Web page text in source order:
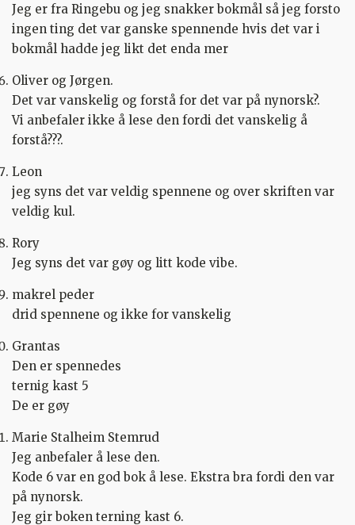
Jeg er fra Ringebu og jeg snakker bokmål så jeg forsto
ingen ting det var ganske spennende hvis det var i
bokmål hadde jeg likt det enda mer
Oliver og Jørgen.
Det var vanskelig og forstå for det var på nynorsk?.
Vi anbefaler ikke å lese den fordi det vanskelig å
forstå??‍?.
Leon
jeg syns det var veldig spennene og over skriften var
veldig kul.
Rory
Jeg syns det var gøy og litt kode vibe.
makrel peder
drid spennene og ikke for vanskelig
Grantas
Den er spennedes
ternig kast 5
De er gøy
Marie Stalheim Stemrud
Jeg anbefaler å lese den.
Kode 6 var en god bok å lese. Ekstra bra fordi den var
på nynorsk.
Jeg gir boken terning kast 6.